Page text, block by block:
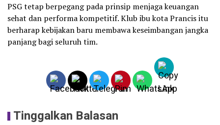
PSG tetap berpegang pada prinsip menjaga keuangan
sehat dan performa kompetitif. Klub ibu kota Prancis itu
berharap kebijakan baru membawa keseimbangan jangka
panjang bagi seluruh tim.
Tinggalkan Balasan